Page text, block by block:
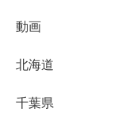
動画
北海道
千葉県